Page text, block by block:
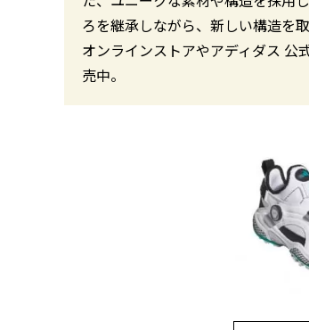
ろを継承しながら、新しい構造を
オンラインストアやアディダス 公
売中。